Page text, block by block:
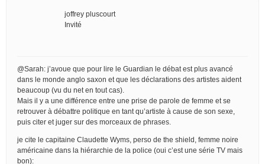
joffrey pluscourt
Invité
@Sarah: j’avoue que pour lire le Guardian le débat est plus avancé
dans le monde anglo saxon et que les déclarations des artistes aident
beaucoup (vu du net en tout cas).
Mais il y a une différence entre une prise de parole de femme et se
retrouver à débattre politique en tant qu’artiste à cause de son sexe,
puis citer et juger sur des morceaux de phrases.
je cite le capitaine Claudette Wyms, perso de the shield, femme noire
américaine dans la hiérarchie de la police (oui c’est une série TV mais
bon):